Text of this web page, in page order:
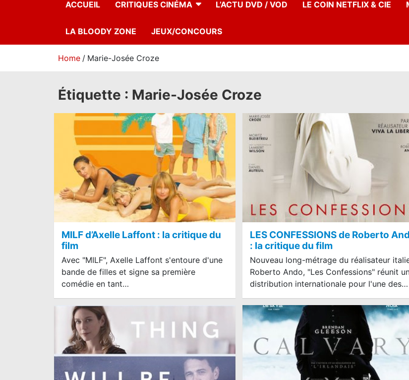
ACCUEIL CRITIQUES CINÉMA L’ACTU DVD / VOD LE COIN NETFLIX & CIE
LA BLOODY ZONE JEUX/CONCOURS
Home Marie-Josée Croze
Étiquette : Marie-Josée Croze
MILF d’Axelle Laffont : la critique du
film
Avec "MILF", Axelle Laffont s'entoure d'une
bande de filles et signe sa première
comédie en tant…
LES CONFESSIONS de Roberto
: la critique du film
Nouveau long-métrage du réalisateur
Roberto Ando, "Les Confessions" réunit
distribution internationale pour l'une des…